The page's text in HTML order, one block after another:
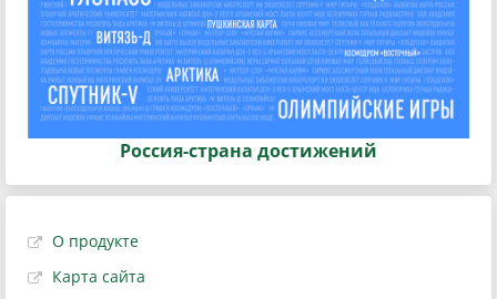
Россия-страна достижений
О продукте
Карта сайта